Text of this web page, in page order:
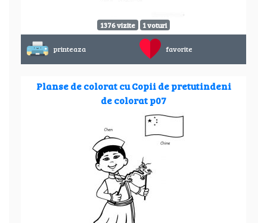
1376 vizite 1 voturi
printeaza favorite
Planse de colorat cu Copii de pretutindeni
de colorat p07